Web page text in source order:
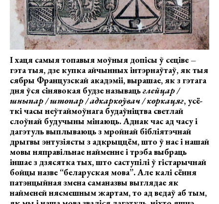
І хаця самыя топавыя моўныя допісы ў сеціве –
гэта тыя, дзе купка айчынных інтэрнаўтаў, як тыя
сябры Французскай акадэміі, вырашае, як з гэтага
дня ўся сінявокая будзе называцьглейцар /
шныпар / штопар / адкаркоўвач / коркацяг, усё-
ткі часы неўтаймоўнага будаўніцтва светлай
слоўнай будучыны мінаюць. Аднак час ад часу і
дагэтуль выплываюць з мройнай бібліятэчнай
дрыгвы энтузіясты з адкрыццём, што ў нас і нашай
мовы няправільнае найменне і трэба выбраць
іншае з дзясятка тых, што саступілі ў гістарычнай
бойцы назве “беларуская мова”. Але калі сёння
патэнцыйная змена саманазвы выглядае як
найменей нясмешным жартам, то ад ведаў аб тым,